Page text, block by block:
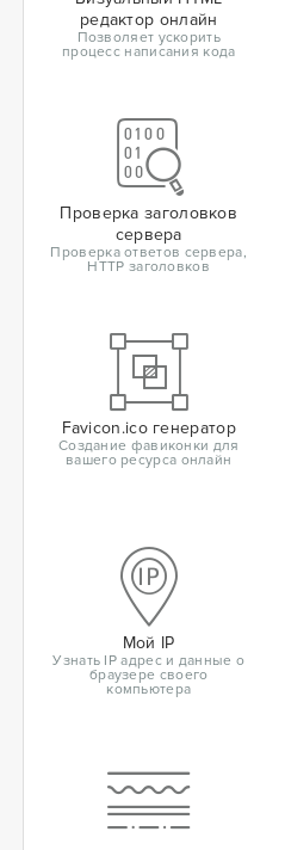
редактор онлайн
Позволяет ускорить
процесс написания кода
Проверка заголовков
сервера
Проверка ответов сервера,
HTTP заголовков
Favicon.ico генератор
Создание фавиконки для
вашего ресурса онлайн
Мой IP
Узнать IP адрес и данные о
браузере своего
компьютера